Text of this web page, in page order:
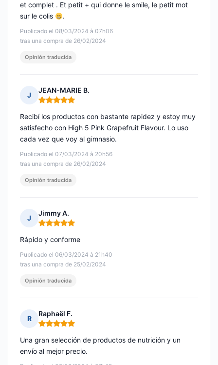
Publicado el 08/03/2024 à 07h06
tras una compra de 26/02/2024
et complet . Et petit + qui donne le smile, le petit mot
sur le colis
.
Opinión traducida
J
JEAN-MARIE B.
Nota: 5 de 5
Publicado el 07/03/2024 à 20h56
tras una compra de 26/02/2024
Recibí los productos con bastante rapidez y estoy muy
satisfecho con High 5 Pink Grapefruit Flavour. Lo uso
cada vez que voy al gimnasio.
Opinión traducida
J
Jimmy A.
Nota: 5 de 5
Publicado el 06/03/2024 à 21h40
tras una compra de 25/02/2024
Rápido y conforme
Opinión traducida
R
Raphaël F.
Nota: 5 de 5
Una gran selección de productos de nutrición y un
envío al mejor precio.